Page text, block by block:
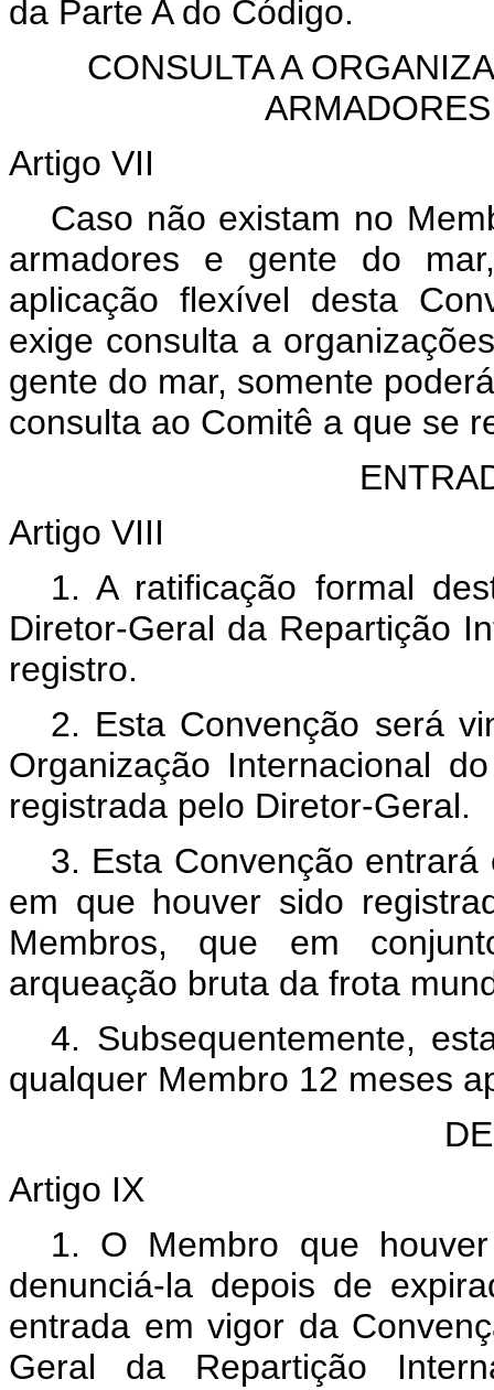
da Parte A do Código.
CONSULTA A
Artigo VII
Caso não existam no
armadores e gente do
aplicação flexível desta
exige consulta a
gente do mar, somente
consulta ao Comitê a que se
Artigo VIII
1. A ratificação formal
Diretor-Geral da Repartição
registro.
2. Esta Convenção será
Organização Internacional
registrada pelo Diretor-Geral.
3. Esta Convenção
em que houver sido
Membros, que em
arqueação bruta da frota
4. Subsequentemente,
qualquer Membro 12 meses
Artigo IX
1. O Membro que
denunciá-la depois de
entrada em vigor da
Geral da Repartição